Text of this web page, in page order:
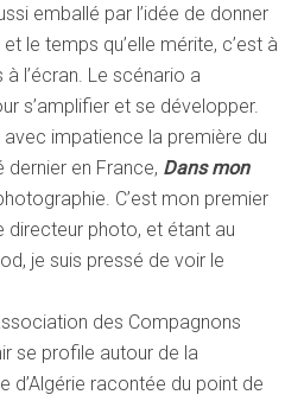
emballé par l’idée de donner
le temps qu’elle mérite, c’est à
l’écran. Le scénario a
s’amplifier et se développer.
avec impatience la première du
dernier en France, Dans mon
C’est mon premier
directeur photo, et étant au
je suis pressé de voir le
des Compagnons
se profile autour de la
d’Algérie racontée du point de